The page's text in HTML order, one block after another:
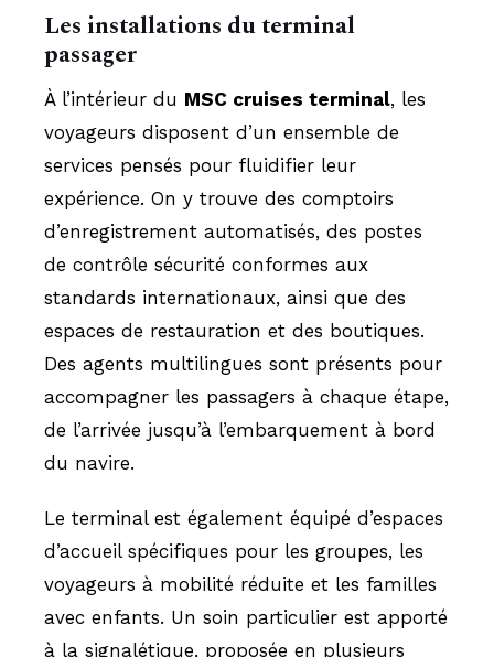
Les installations du terminal
passager
À l’intérieur du MSC cruises terminal, les
voyageurs disposent d’un ensemble de
services pensés pour fluidifier leur
expérience. On y trouve des comptoirs
d’enregistrement automatisés, des postes
de contrôle sécurité conformes aux
standards internationaux, ainsi que des
espaces de restauration et des boutiques.
Des agents multilingues sont présents pour
accompagner les passagers à chaque étape,
de l’arrivée jusqu’à l’embarquement à bord
du navire.
Le terminal est également équipé d’espaces
d’accueil spécifiques pour les groupes, les
voyageurs à mobilité réduite et les familles
avec enfants. Un soin particulier est apporté
à la signalétique, proposée en plusieurs